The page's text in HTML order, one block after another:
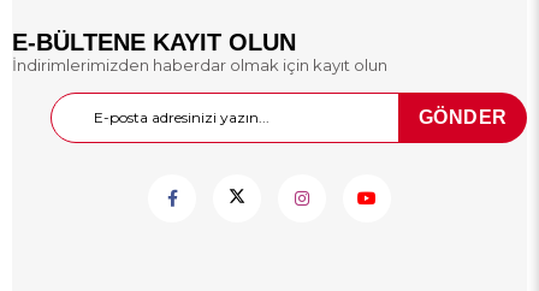
E-BÜLTENE KAYIT OLUN
İndirimlerimizden haberdar olmak için kayıt olun
GÖNDER